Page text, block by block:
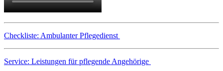
Checkliste: Ambulanter Pflegedienst
Service: Leistungen für pflegende Angehörige